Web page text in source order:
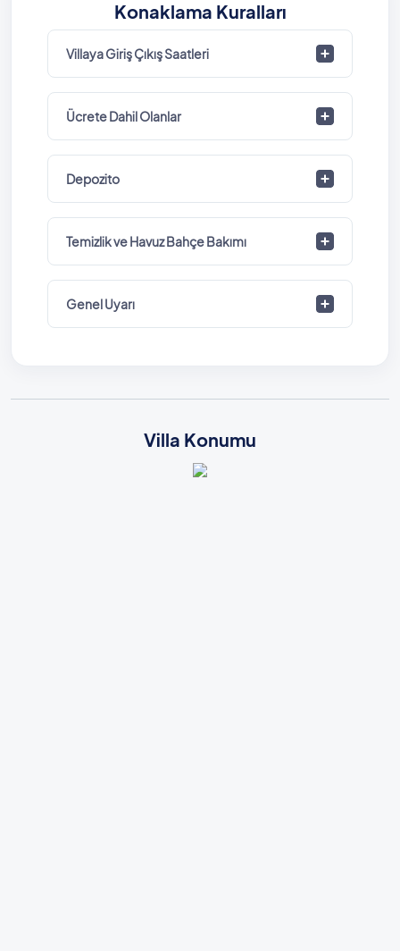
Konaklama Kuralları
Villaya Giriş Çıkış Saatleri
Ücrete Dahil Olanlar
Depozito
Temizlik ve Havuz Bahçe Bakımı
Genel Uyarı
Villa Konumu